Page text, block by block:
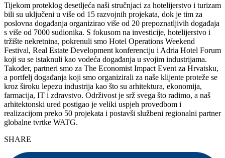
Tijekom proteklog desetljeća naši stručnjaci za hotelijerstvo i turizam
bili su uključeni u više od 15 razvojnih projekata, dok je tim za
poslovna događanja organizirao više od 20 prepoznatljivih događaja
s više od 7000 sudionika. S fokusom na investicije, hotelijerstvo i
tržište nekretnina, pokrenuli smo Hotel Operations Weekend
Festival, Real Estate Development konferenciju i Adria Hotel Forum
koji su se istaknuli kao vodeća događanja u svojim industrijama.
Također, partneri smo za The Economist Impact Event za Hrvatsku,
a portfelj događanja koji smo organizirali za naše klijente proteže se
kroz široku lepezu industrija kao što su arhitektura, ekonomija,
farmacija, IT i zdravstvo. Održivost je srž svega što radimo, a naš
arhitektonski ured postigao je veliki uspjeh provedbom i
realizacijom preko 50 projekata i postavši službeni regionalni partner
globalne tvrtke WATG.
SHARE